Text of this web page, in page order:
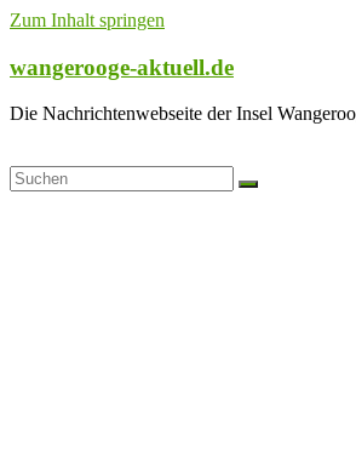
Zum Inhalt springen
wangerooge-aktuell.de
Die Nachrichtenwebseite der Insel